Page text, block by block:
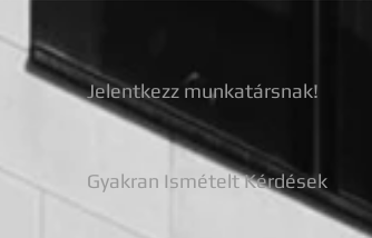
Jelentkezz munkatársnak!
Gyakran Ismételt Kérdések